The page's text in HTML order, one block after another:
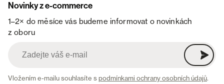
Novinky z e-commerce
1–2× do měsíce vás budeme informovat o novinkách
z oboru
Vložením e-mailu souhlasíte spodmínkami ochrany osobních údajů.